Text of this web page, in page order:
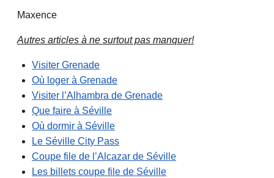
Maxence
Autres articles à ne surtout pas manquer!
Visiter Grenade
Où loger à Grenade
Visiter l’Alhambra de Grenade
Que faire à Séville
Où dormir à Séville
Le Séville City Pass
Coupe file de l’Alcazar de Séville
Les billets coupe file de Séville